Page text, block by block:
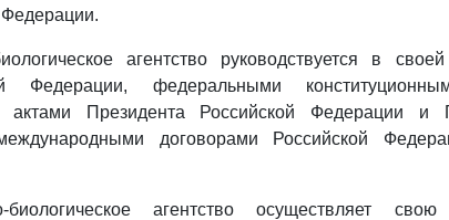
Федерации.
агентство руководствуется в своей
Федерации, федеральными
Президента Российской Федерации и
договорами Российской
агентство осуществляет свою